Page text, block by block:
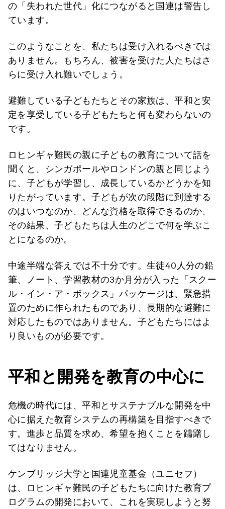
の「失われた世代」化につながると国連は警告し
ています。
このようなことを、私たちは受け入れるべきでは
ありません。もちろん、被害を受けた人たちはさ
らに受け入れ難いでしょう。
避難している子どもたちとその家族は、平和と安
定を享受している子どもたちと何も変わらないの
です。
ロヒンギャ難民の親に子どもの教育について話を
聞くと、シンガポールやロンドンの親と同じよう
に、子どもが学習し、成長しているかどうかを知
りたがっています。子どもが次の段階に到達する
のはいつなのか、どんな資格を取得できるのか、
その結果、子どもたちは人生のどこで何を学ぶこ
とになるのか。
中途半端な答えでは不十分です。生徒40人分の鉛
筆、ノート、学習教材の3か月分が入った「スクー
ル・イン・ア・ボックス」パッケージは、緊急措
置のために作られたものであり、長期的な避難に
対応したものではありません。子どもたちにはよ
り良いものが必要です。
平和と開発を教育の中心に
危機の時代には、平和とサステナブルな開発を中
心に据えた教育システムの再構築を目指すべきで
す。進歩と品質を求め、希望を抱くことを躊躇し
てはなりません。
ケンブリッジ大学と国連児童基金（ユニセフ）
は、ロヒンギャ難民の子どもたちに向けた教育プ
ログラムの開発において、これを実現しようと努